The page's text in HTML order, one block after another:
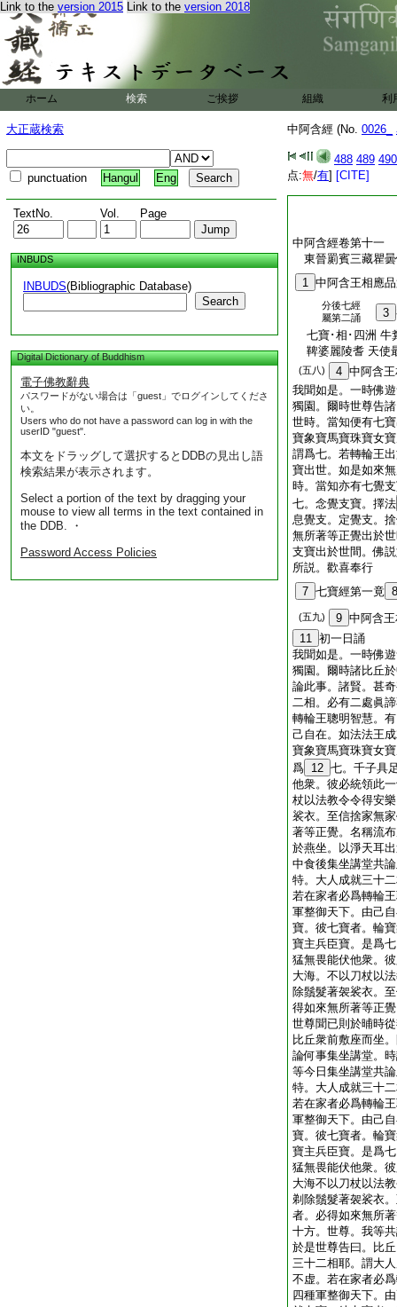
Link to the version 2015 Link to the version 2018
ホーム 検索 ご挨拶 組織 利
大正蔵検索
punctuation Hangul Eng
TextNo. Vol. Page
INBUDS
INBUDS(Bibliographic Database)
Search
Digital Dictionary of Buddhism
電子佛教辭典
パスワードがない場合は「guest」でログインしてくださ
い。
Users who do not have a password can log in with the
userID "guest".
本文をドラッグして選択するとDDBの見出し語
検索結果が表示されます。
Select a portion of the text by dragging your
mouse to view all terms in the text contained in
the DDB. ・
Password Access Policies
中阿含經 (No. 0026_
488 489 490
点:無/有] [CITE]
中阿含經卷第十一
東晉罽賓三藏瞿
1 中阿含王相應
分後七經
屬第二誦
3
七寶･相･四洲 牛
鞞婆麗陵耆 天使
(五八) 4 中阿含
我聞如是。一時佛
獨園。爾時世尊告
世時。當知便有七
寶象寶馬寶珠寶女
謂爲七。若轉輪王
寶出世。如是如來
時。當知亦有七覺
七。念覺支寶。擇法
息覺支。定覺支。
無所著等正覺出於
支寶出於世間。佛
所説。歡喜奉行
7 七寶經第一竟 8
(五九) 9 中阿含
11 初一日誦
我聞如是。一時佛
獨園。爾時諸比丘
論此事。諸賢。甚
二相。必有二處眞
轉輪王聰明智慧。
己自在。如法法王
寶象寶馬寶珠寶女
爲 12 七。千子具
他衆。彼必統領此
杖以法教令令得安
裟衣。至信捨家無
著等正覺。名稱流
於燕坐。以淨天耳
中食後集坐講堂共
特。大人成就三十
若在家者必爲轉輪
軍整御天下。由己
寶。彼七寶者。輪
寶主兵臣寶。是爲
猛無畏能伏他衆。
大海。不以刀杖以
除鬚髮著袈裟衣。
得如來無所著等正
世尊聞已則於晡時
比丘衆前敷座而坐
論何事集坐講堂。
等今日集坐講堂共
特。大人成就三十
若在家者必爲轉輪
軍整御天下。由己
寶。彼七寶者。輪
寶主兵臣寶。是爲
猛無畏能伏他衆。
大海不以刀杖以法
剃除鬚髮著袈裟衣
者。必得如來無所
十方。世尊。我等
於是世尊告曰。比
三十二相耶。謂大
不虚。若在家者必
四種軍整御天下。